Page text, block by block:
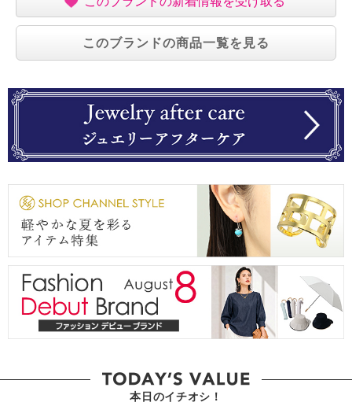
このブランドの商品一覧を見る
本日のイチオシ！